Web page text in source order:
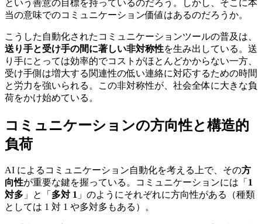
という善意の目標を持っているのだろう。しかし、そこに本
当の意味でのコミュニケーション価値はあるのだろうか。
こうした自動化されたコミュニケーションツールの普及は、
送り手と受け手の間に著しい非対称性を生み出している。送
り手にとっては効率的でコストがほとんどかからない一方、
受け手側は増大する関連性の低い連絡に対応するための時間
と労力を強いられる。この非対称性が、社会全体に大きな負
荷をかけ始めている。
コミュニケーションの方向性と構造的
負荷
AI によるコミュニケーション自動化を考える上で、その方
向性が重要な鍵を握っている。コミュニケーションには「 1
対多 」と「 多対 1 」のようにそれぞれに方向性がある（種類
としては 1 対 1 や多対多もある）。